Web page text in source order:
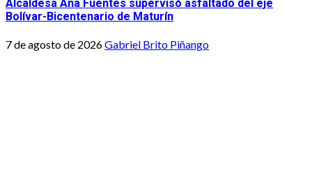
Alcaldesa Ana Fuentes supervisó asfaltado del eje
Bolívar-Bicentenario de Maturín
7 de agosto de 2026Gabriel Brito Piñango